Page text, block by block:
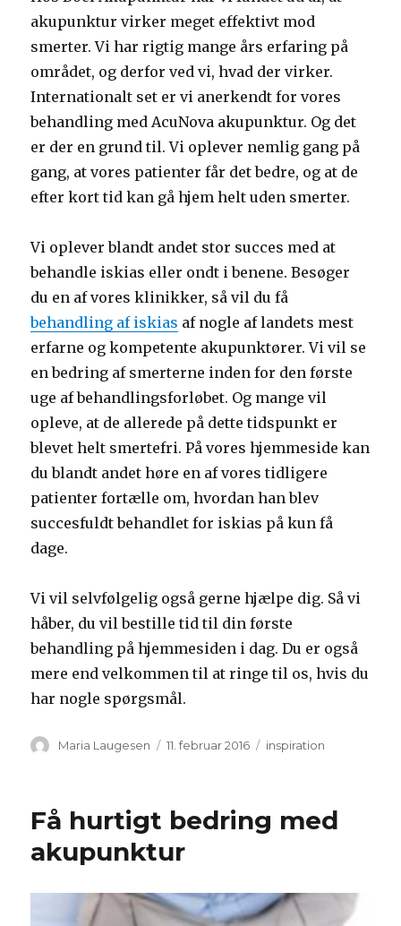
akupunktur virker meget effektivt mod
smerter. Vi har rigtig mange års erfaring på
området, og derfor ved vi, hvad der virker.
Internationalt set er vi anerkendt for vores
behandling med AcuNova akupunktur. Og det
er der en grund til. Vi oplever nemlig gang på
gang, at vores patienter får det bedre, og at de
efter kort tid kan gå hjem helt uden smerter.
Vi oplever blandt andet stor succes med at
behandle iskias eller ondt i benene. Besøger
du en af vores klinikker, så vil du få
behandling af iskias af nogle af landets mest
erfarne og kompetente akupunktører. Vi vil se
en bedring af smerterne inden for den første
uge af behandlingsforløbet. Og mange vil
opleve, at de allerede på dette tidspunkt er
blevet helt smertefri. På vores hjemmeside kan
du blandt andet høre en af vores tidligere
patienter fortælle om, hvordan han blev
succesfuldt behandlet for iskias på kun få
dage.
Vi vil selvfølgelig også gerne hjælpe dig. Så vi
håber, du vil bestille tid til din første
behandling på hjemmesiden i dag. Du er også
mere end velkommen til at ringe til os, hvis du
har nogle spørgsmål.
Forfatter
Maria Laugesen Udgivet
11. februar 2016 Kategorier
inspiration
Få hurtigt bedring med
akupunktur